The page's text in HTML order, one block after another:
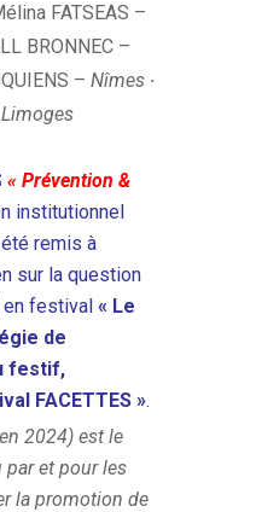
FATSEAS –
BRONNEC –
– Nîmes ·
Limoges
« Prévention &
institutionnel
remis à
sur la question
festival « Le
de
festif,
FACETTES ».
2024) est le
et pour les
la promotion de